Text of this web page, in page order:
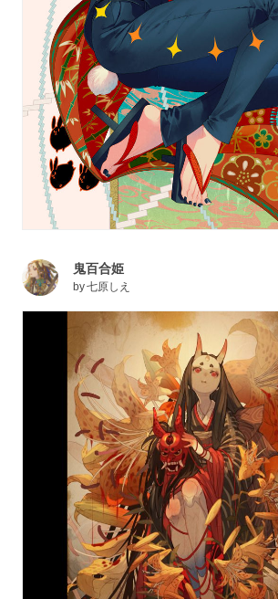
鬼百合姫
by七原しえ